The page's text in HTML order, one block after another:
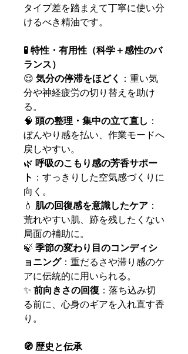
タイプ差を踏まえて丁寧に使い分
けるべき精油です。
🧪 特性・有用性（科学＋感性のバ
ランス）
😌 気分の停滞をほどく
：重い気
分や神経疲労の切り替えを助け
る。
🧠 頭の整理・集中の立て直し ：
ぼんやり感を払い、作業モードへ
戻しやすい。
🌿 呼吸のこもり感の芳香サポー
ト ：すっきりした空気感づくりに
向く。
💧 肌の回復感を意識したケア ：
荒れやすい肌、跡を残したくない
局面の補助に。
🍃 季節の変わり目のコンディシ
ョニング：重だるさや滞り感のケ
アに伝統的に用いられる。
✨ 前向きさの回復 ：落ち込み切
る前に、心身のギアを入れ直す香
り。
🧭 歴史と伝承